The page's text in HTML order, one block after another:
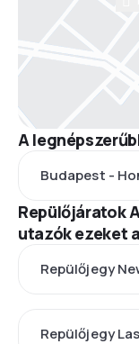
A
Budapest -
Repülőjáratok
utazók ezeket
Repülőjegy
Repülőjegy